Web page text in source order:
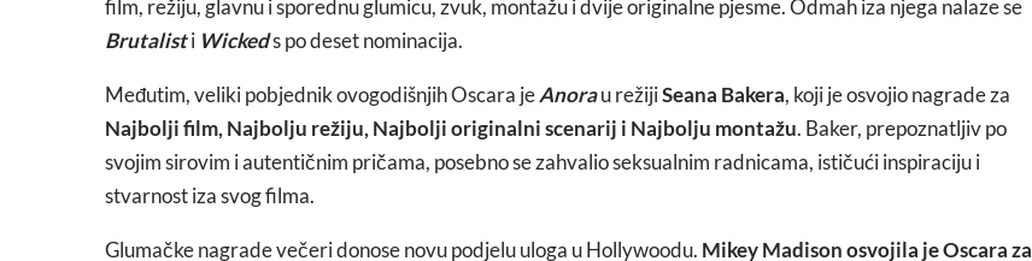
film, režiju, glavnu i sporednu glumicu, zvuk, montažu i dvije originalne pjesme. Odmah iza njega nalaze se
Brutalisti Wickeds po deset nominacija.
Međutim, veliki pobjednik ovogodišnjih Oscara jeAnorau režijiSeana Bakera, koji je osvojio nagrade za
Najbolji film, Najbolju režiju, Najbolji originalni scenarij i Najbolju montažu. Baker, prepoznatljiv po
svojim sirovim i autentičnim pričama, posebno se zahvalio seksualnim radnicama, ističući inspiraciju i
stvarnost iza svog filma.
Glumačke nagrade večeri donose novu podjelu uloga u Hollywoodu. Mikey Madison osvojila je Oscara za